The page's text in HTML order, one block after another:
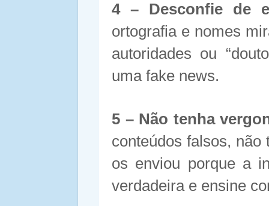
4 – Desconfie de
ortografia e nomes
autoridades ou
uma fake news.
5 – Não tenha
conteúdos falsos, não
os enviou porque a
verdadeira e ensine